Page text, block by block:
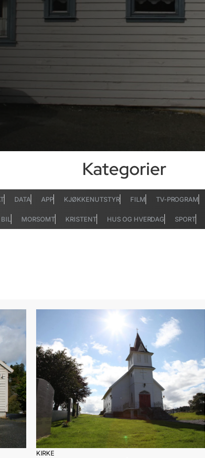
Kategorier
DATA APP KJØKKENUTSTYR FILM TV-PROGRAM
BIL MORSOMT KRISTENT HUS OG HVERDAG SPORT
KIRKE